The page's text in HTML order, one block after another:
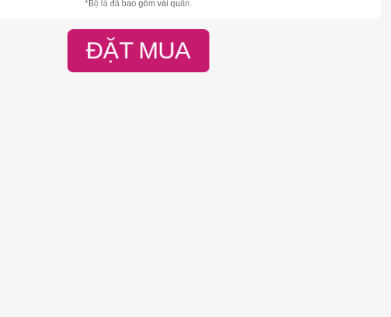
*Bộ là đã bao gồm vải quần.
ĐẶT MUA